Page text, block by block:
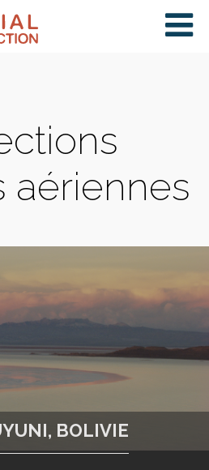
×
COLLECTIONS
LOGIN
ENGLISH
aériennes
BOLIVIE